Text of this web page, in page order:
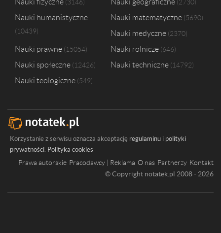
3146 2730
Nauki humanistyczne
10439
Nauki matematyczne 5690
Nauki medyczne 2370
Nauki prawne 15054 Nauki rolnicze 646
Nauki społeczne 12426 Nauki techniczne 14792
Nauki teologiczne 549
Korzystanie z serwisu oznacza akceptację regulaminu i polityki
prywatności. Polityka cookies
Prawa autorskie Pracodawcy | Reklama O nas Partnerzy Kontakt
© Copyright notatek.pl 2008 - 2026